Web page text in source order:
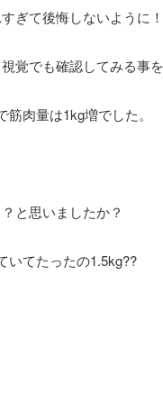
ぎて後悔しないように！
覚でも確認してみる事
肉量は1kg増でした。
と思いましたか？
いてたったの1.5kg??